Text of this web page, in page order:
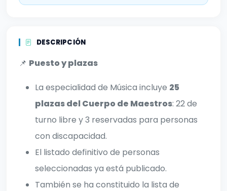
DESCRIPCIÓN
📌 Puesto y plazas
La especialidad de Música incluye 25
plazas del Cuerpo de Maestros: 22 de
turno libre y 3 reservadas para personas
con discapacidad.
El listado definitivo de personas
seleccionadas ya está publicado.
También se ha constituido la lista de